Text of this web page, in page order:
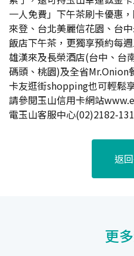
一人免費」下午茶刷卡優惠
來登、台北美麗信花園、台
飯店下午茶，更獨享預約每
雄漢來及長榮酒店(台中、台
碼頭、桃園)及全省Mr.Onion
卡友逛街shopping也可輕鬆
請參閱玉山信用卡網站
電玉山客服中心(02)2182-
返
更